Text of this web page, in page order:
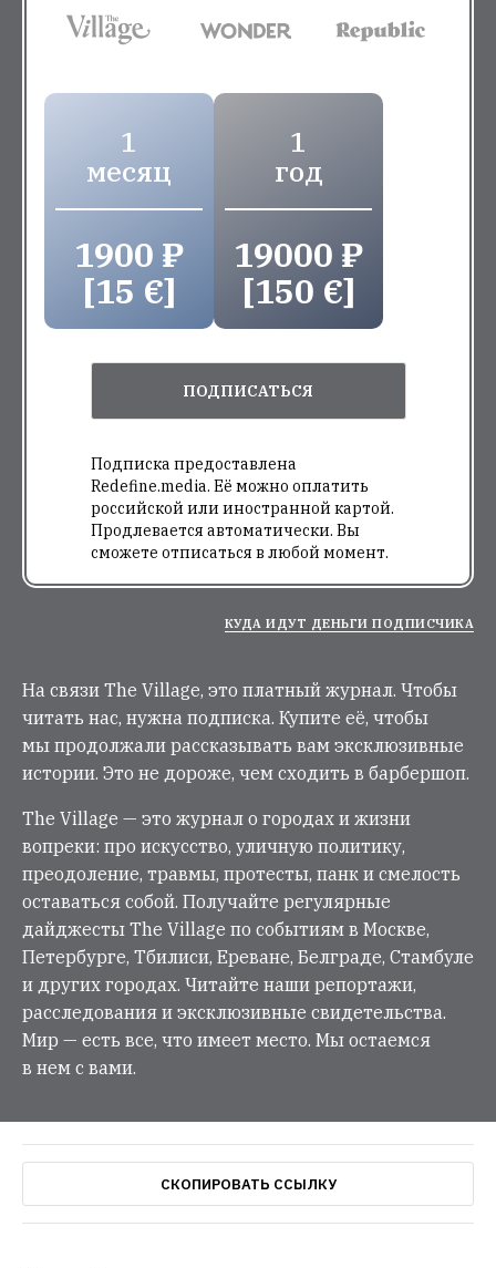
1
месяц
1900 ₽
[15 €]
1
год
19000 ₽
[150 €]
ПОДПИСАТЬСЯ
Подписка предоставлена
Redefine.media. Её можно оплатить
российской или иностранной картой.
Продлевается автоматически. Вы
сможете отписаться в любой момент.
КУДА ИДУТ ДЕНЬГИ ПОДПИСЧИКА
На связи The Village, это платный журнал. Чтобы
читать нас, нужна подписка. Купите её, чтобы
мы продолжали рассказывать вам эксклюзивные
истории. Это не дороже, чем сходить в барбершоп.
The Village — это журнал о городах и жизни
вопреки: про искусство, уличную политику,
преодоление, травмы, протесты, панк и смелость
оставаться собой. Получайте регулярные
дайджесты The Village по событиям в Москве,
Петербурге, Тбилиси, Ереване, Белграде, Стамбуле
и других городах. Читайте наши репортажи,
расследования и эксклюзивные свидетельства.
Мир — есть все, что имеет место. Мы остаемся
в нем с вами.
СКОПИРОВАТЬ ССЫЛКУ